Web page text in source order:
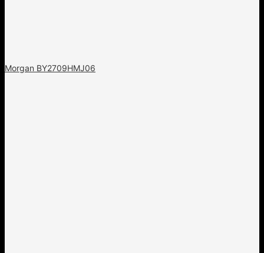
Morgan BY2709HMJ06